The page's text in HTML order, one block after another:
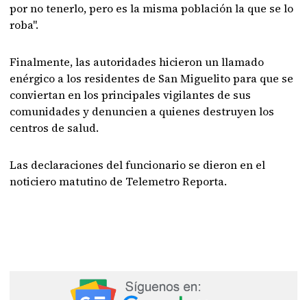
por no tenerlo, pero es la misma población la que se lo
roba".
Finalmente, las autoridades hicieron un llamado
enérgico a los residentes de San Miguelito para que se
conviertan en los principales vigilantes de sus
comunidades y denuncien a quienes destruyen los
centros de salud.
Las declaraciones del funcionario se dieron en el
noticiero matutino de Telemetro Reporta.